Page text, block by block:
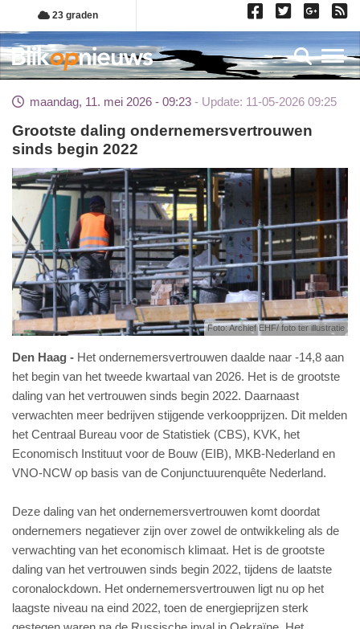
Overslaan
en
naar
de
gaan
23 graden
maandag, 11. mei 2026 - 09:23 Update: 11-05-2026 09:25
Grootste daling ondernemersvertrouwen
sinds begin 2022
Foto: Archief EHF/ foto ter illustratie
Den Haag
Het ondernemersvertrouwen daalde naar -14,8 aan
het begin van het tweede kwartaal van 2026. Het is de grootste
daling van het vertrouwen sinds begin 2022. Daarnaast
verwachten meer bedrijven stijgende verkoopprijzen. Dit melden
het Centraal Bureau voor de Statistiek (CBS), KVK, het
Economisch Instituut voor de Bouw (EIB), MKB-Nederland en
VNO-NCW op basis van de Conjunctuurenquête Nederland.
Deze daling van het ondernemersvertrouwen komt doordat
ondernemers negatiever zijn over zowel de ontwikkeling als de
verwachting van het economisch klimaat. Het is de grootste
daling van het vertrouwen sinds begin 2022, tijdens de laatste
coronalockdown. Het ondernemersvertrouwen ligt nu op het
laagste niveau na eind 2022, toen de energieprijzen sterk